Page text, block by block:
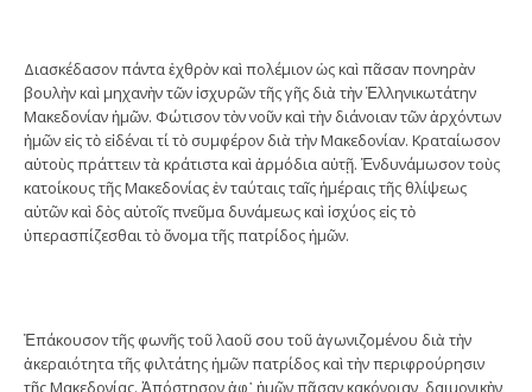
Διασκέδασον πάντα ἐχθρὸν καὶ πολέμιον ὡς καὶ πᾶσαν πονηρὰν
βουλὴν καὶ μηχανὴν τῶν ἰσχυρῶν τῆς γῆς διὰ τὴν Ἑλληνικωτάτην
Μακεδονίαν ἡμῶν. Φώτισον τὸν νοῦν καὶ τὴν διάνοιαν τῶν ἀρχόντων
ἡμῶν εἰς τὸ εἰδέναι τί τὸ συμφέρον διὰ τὴν Μακεδονίαν. Κραταίωσον
αὐτοὺς πράττειν τὰ κράτιστα καὶ ἁρμόδια αὐτῇ. Ἐνδυνάμωσον τοὺς
κατοίκους τῆς Μακεδονίας ἐν ταύταις ταῖς ἡμέραις τῆς θλίψεως
αὐτῶν καὶ δὸς αὐτοῖς πνεῦμα δυνάμεως καὶ ἰσχύος εἰς τὸ
ὑπερασπίζεσθαι τὸ ὄνομα τῆς πατρίδος ἡμῶν.
Ἐπάκουσον τῆς φωνῆς τοῦ λαοῦ σου τοῦ ἀγωνιζομένου διὰ τὴν
ἀκεραιότητα τῆς φιλτάτης ἡμῶν πατρίδος καὶ τὴν περιφρούρησιν
τῆς Μακεδονίας. Ἀπόστησον ἀφ᾿ ἡμῶν πᾶσαν κακόνοιαν, δαιμονικὴν